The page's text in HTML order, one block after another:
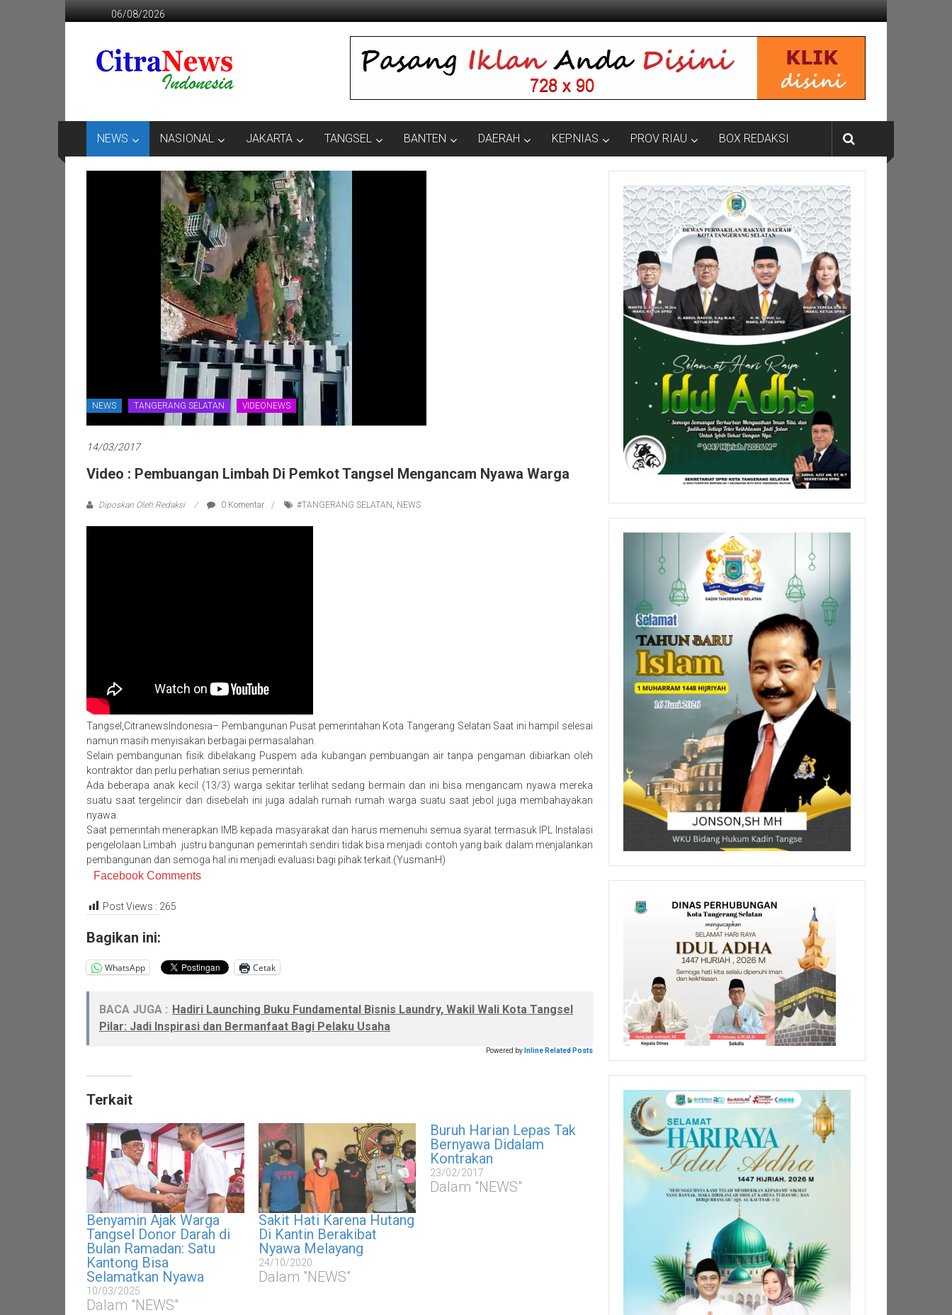
ke
06/08/2026
CITRANEWS
INDONESIA
NEWS NASIONAL JAKARTA TANGSEL BANTEN DAERAH KEP.NIAS PROV RIAU BOX REDAKSI
NEWS TANGERANG SELATAN VIDEONEWS
14/03/2017
Video : Pembuangan Limbah Di Pemkot Tangsel Mengancam Nyawa Warga
Diposkan Oleh:Redaksi 0 Komentar #TANGERANG SELATAN , NEWS
Tangsel,CitranewsIndonesia– Pembangunan Pusat pemerintahan Kota Tangerang Selatan Saat ini hampil selesai
namun masih menyisakan berbagai permasalahan.
Selain pembangunan fisik dibelakang Puspem ada kubangan pembuangan air tanpa pengaman dibiarkan oleh
kontraktor dan perlu perhatian serius pemerintah.
Ada beberapa anak kecil (13/3) warga sekitar terlihat sedang bermain dan ini bisa mengancam nyawa mereka
suatu saat tergelincir dan disebelah ini juga adalah rumah rumah warga suatu saat jebol juga membahayakan
nyawa.
Saat pemerintah menerapkan IMB kepada masyarakat dan harus memenuhi semua syarat termasuk IPL Instalasi
pengelolaan Limbah justru bangunan pemerintah sendiri tidak bisa menjadi contoh yang baik dalam menjalankan
pembangunan dan semoga hal ini menjadi evaluasi bagi pihak terkait.(YusmanH)
Facebook Comments
Post Views : 265
Bagikan ini:
WhatsApp Cetak
BACA JUGA : Hadiri Launching Buku Fundamental Bisnis Laundry, Wakil Wali Kota Tangsel
Pilar: Jadi Inspirasi dan Bermanfaat Bagi Pelaku Usaha
Powered by Inline Related Posts
Terkait
Benyamin Ajak Warga
Tangsel Donor Darah di
Bulan Ramadan: Satu
Kantong Bisa
Selamatkan Nyawa
10/03/2025
Dalam "NEWS"
Sakit Hati Karena Hutang
Di Kantin Berakibat
Nyawa Melayang
24/10/2020
Dalam "NEWS"
Buruh Harian Lepas Tak
Bernyawa Didalam
Kontrakan
23/02/2017
Dalam "NEWS"